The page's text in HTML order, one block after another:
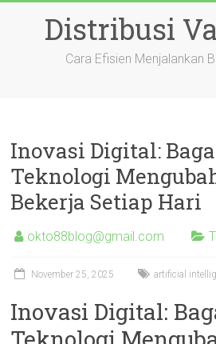
Distribusi
Cara Efisien Menjalankan
Inovasi Digital:
Teknologi
Bekerja Setiap Hari
okto88blog@gmail.com
November 25, 2025 artificial
Inovasi Digital: